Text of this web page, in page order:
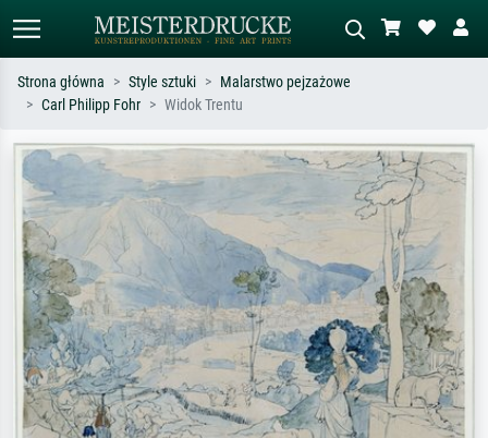
Szukaj wg artysty, tytułu lub stylu – np.
Monet, Gwiaździsta noc,
impresjonizm, fala Hokusaia, akt.
Opisz scenę – np. zielona łąka,
abstrakcja z czerwienią, ciemny olej,
stojący akt obok drzewa.
Strona główna Style sztuki
Malarstwo pejzażowe
Carl Philipp Fohr
Widok Trentu